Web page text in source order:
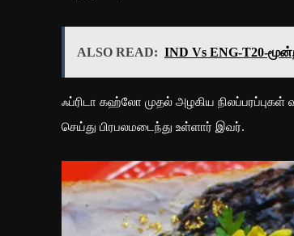
ALSO READ: IND Vs ENG-T20-
ஃப்ரிடா கஹ்லோ முதல் அழகிய
செய்து பிரபலமடைந்து உள்ளார் இவர்.